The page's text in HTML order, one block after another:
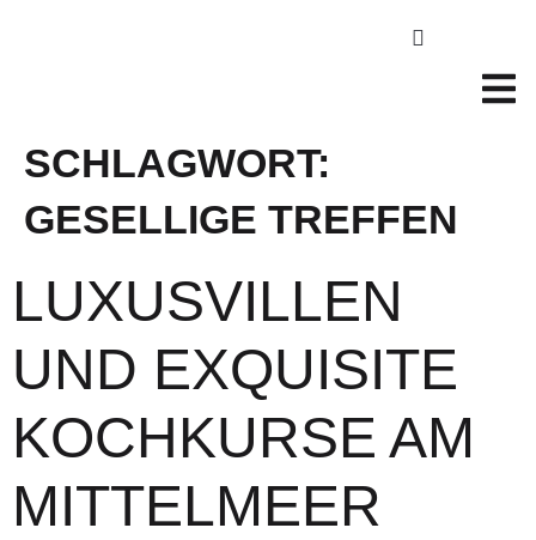
SCHLAGWORT:
GESELLIGE TREFFEN
LUXUSVILLEN
UND EXQUISITE
KOCHKURSE AM
MITTELMEER